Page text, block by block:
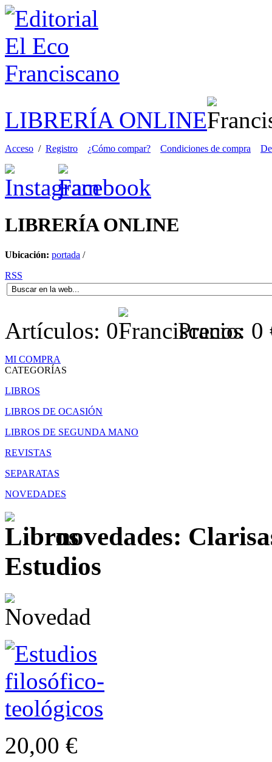
LIBRERÍA ONLINE
Acceso / Registro ¿Cómo compar? Condiciones de compra
LIBRERÍAONLINE
Ubicación: portada /
RSS
Artículos: 0 Precio: 0
MI COMPRA
CATEGORÍAS
LIBROS
LIBROS DE OCASIÓN
LIBROS DE SEGUNDA MANO
REVISTAS
SEPARATAS
NOVEDADES
novedades:
Estudios
20,00 €